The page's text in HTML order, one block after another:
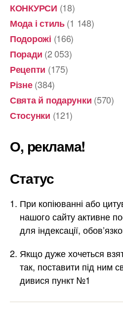
КОНКУРСИ (18)
Мода і стиль(1 148)
Подорожі (166)
Поради (2 053)
Рецепти (175)
Різне(384)
Свята й подарунки (570)
Стосунки (121)
О, реклама!
Статус
При копіюванні або
нашого сайту активне
для індексації,
Якщо дуже хочеться
так, поставити під ним
дивися пункт №1